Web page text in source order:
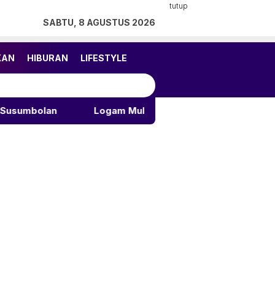
tutup
SABTU, 8 AGUSTUS 2026
HIBURAN LIFESTYLE
Logam Mulia Rilis Seri Kemerdekaan Karapan Sapi &